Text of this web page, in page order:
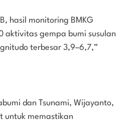
hasil monitoring BMKG
aktivitas gempa bumi susulan
terbesar 3,9–6,7,”
dan Tsunami, Wijayanto,
untuk memastikan